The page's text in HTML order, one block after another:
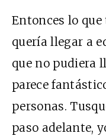
Entonces lo
quería llegar a
que no pudiera
parece
personas.
paso adelante,